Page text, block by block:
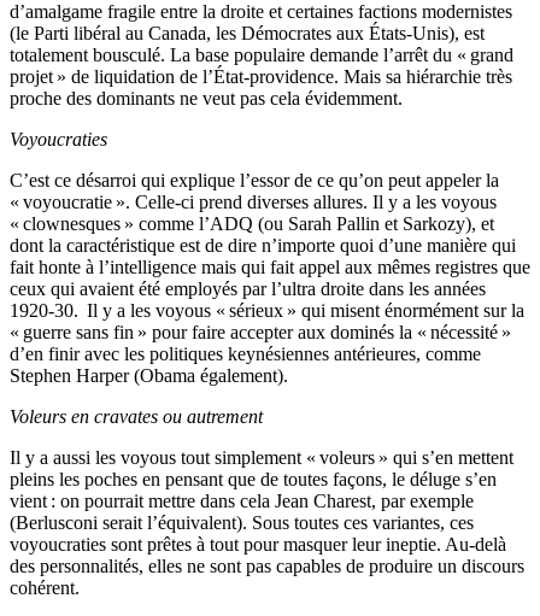
d’amalgame fragile entre la droite et certaines factions modernistes
(le Parti libéral au Canada, les Démocrates aux États-Unis), est
totalement bousculé. La base populaire demande l’arrêt du « grand
projet » de liquidation de l’État-providence. Mais sa hiérarchie très
proche des dominants ne veut pas cela évidemment.
Voyoucraties
C’est ce désarroi qui explique l’essor de ce qu’on peut appeler la
« voyoucratie ». Celle-ci prend diverses allures. Il y a les voyous
« clownesques » comme l’ADQ (ou Sarah Pallin et Sarkozy), et
dont la caractéristique est de dire n’importe quoi d’une manière qui
fait honte à l’intelligence mais qui fait appel aux mêmes registres que
ceux qui avaient été employés par l’ultra droite dans les années
1920-30. Il y a les voyous « sérieux » qui misent énormément sur la
« guerre sans fin » pour faire accepter aux dominés la « nécessité »
d’en finir avec les politiques keynésiennes antérieures, comme
Stephen Harper (Obama également).
Voleurs en cravates ou autrement
Il y a aussi les voyous tout simplement « voleurs » qui s’en mettent
pleins les poches en pensant que de toutes façons, le déluge s’en
vient : on pourrait mettre dans cela Jean Charest, par exemple
(Berlusconi serait l’équivalent). Sous toutes ces variantes, ces
voyoucraties sont prêtes à tout pour masquer leur ineptie. Au-delà
des personnalités, elles ne sont pas capables de produire un discours
cohérent.